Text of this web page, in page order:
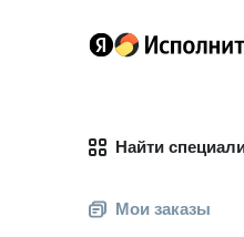
Найти
Мои заказы